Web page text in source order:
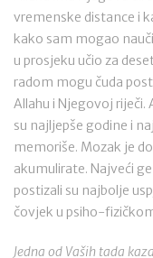
vremenske distance i
kako sam mogao
u prosjeku učio za
radom mogu čuda
Allahu i Njegovoj
su najljepše godine i
memoriše. Mozak je
akumulirate. Najveći
postizali su najbolje
čovjek u psiho-
Jedna od Vaših tada